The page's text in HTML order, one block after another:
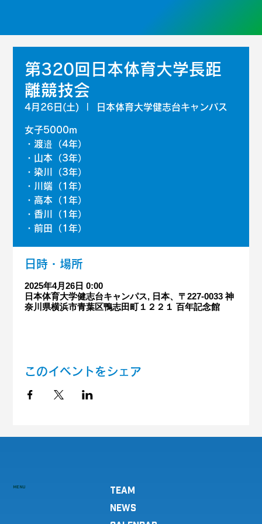
第320回日本体育大学長距
離競技会
4月26日(土) 日本体育大学健志台キャンパス
女子5000m
・渡邉（4年）
・山本（3年）
・染川（3年）
・川端（1年）
・高本（1年）
・香川（1年）
・前田（1年）
日時・場所
2025年4月26日 0:00
日本体育大学健志台キャンパス, 日本、〒227-0033 神
奈川県横浜市青葉区鴨志田町１２２１ 百年記念館
このイベントをシェア
MENU
TEAM
NEWS